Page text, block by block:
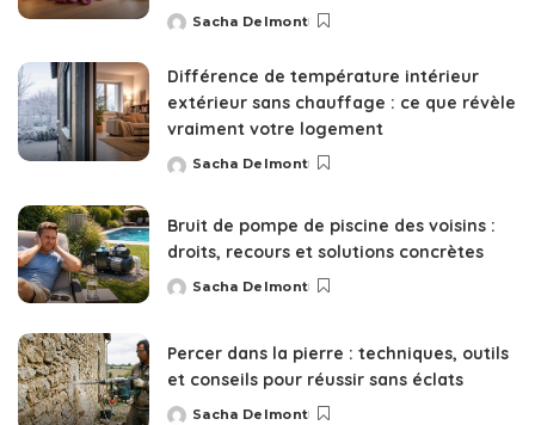
Posted
Sacha Delmont
Différence de température intérieur
extérieur sans chauffage : ce que révèle
vraiment votre logement
Posted
Sacha Delmont
Bruit de pompe de piscine des voisins :
droits, recours et solutions concrètes
Posted
Sacha Delmont
Percer dans la pierre : techniques, outils
et conseils pour réussir sans éclats
Sacha Delmont